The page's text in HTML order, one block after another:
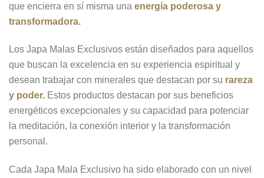
que encierra en sí misma una energía poderosa y
transformadora.
Los Japa Malas Exclusivos están diseñados para aquellos
que buscan la excelencia en su experiencia espiritual y
desean trabajar con minerales que destacan por su rareza
y poder. Estos productos destacan por sus beneficios
energéticos excepcionales y su capacidad para potenciar
la meditación, la conexión interior y la transformación
personal.
Cada Japa Mala Exclusivo ha sido elaborado con un nivel